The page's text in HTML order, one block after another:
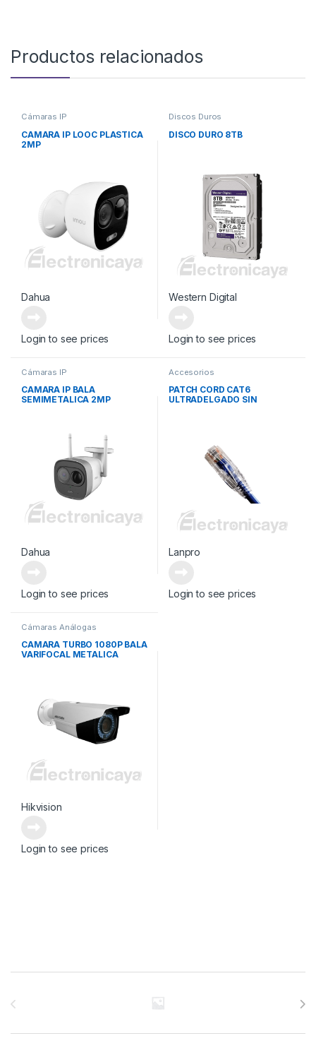
Productos relacionados
Cámaras IP
CAMARA IP LOOC PLASTICA
2MP
Dahua
Login to see prices
Discos Duros
DISCO DURO 8TB
Western Digital
Login to see prices
Cámaras IP
CAMARA IP BALA
SEMIMETALICA 2MP
Dahua
Login to see prices
Accesorios
PATCH CORD CAT6
ULTRADELGADO SIN
Lanpro
Login to see prices
Cámaras Análogas
CAMARA TURBO 1080P BALA
VARIFOCAL METALICA
Hikvision
Login to see prices